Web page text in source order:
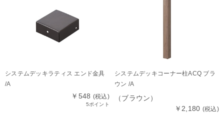
システムデッキラティス エンド金具
/A
￥548 (税込)
5ポイント
システムデッキコーナー柱ACQ ブラ
ウン /A
（ブラウン）
￥2,180 (税込)